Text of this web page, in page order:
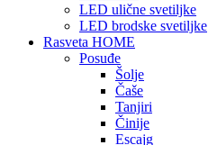
LED ulične svetiljke
LED brodske svetiljke
Rasveta HOME
Posuđe
Šolje
Čaše
Tanjiri
Činije
Escajg